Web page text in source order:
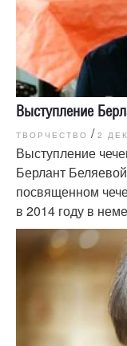
Выступление
ТВОРЧЕСТВО / 2
Выступление
Берлант
посвященном
в 2014 году в